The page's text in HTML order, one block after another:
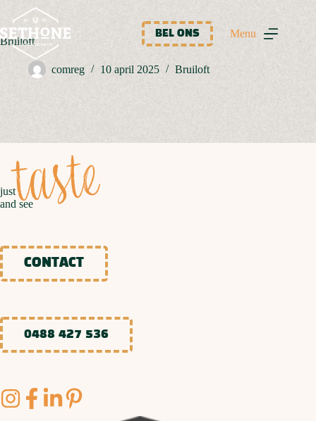
naar
de
inhoud
BEL ONS Menu
Bruiloft
comreg 10 april 2025 Bruiloft
justtaste
and see
CONTACT
0488 427 536